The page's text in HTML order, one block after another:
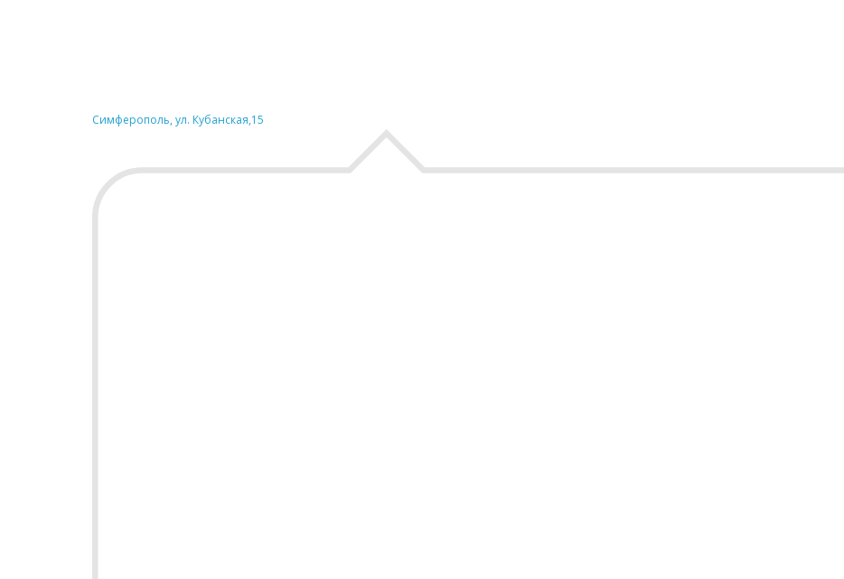
Симферополь, ул. Кубанская,15